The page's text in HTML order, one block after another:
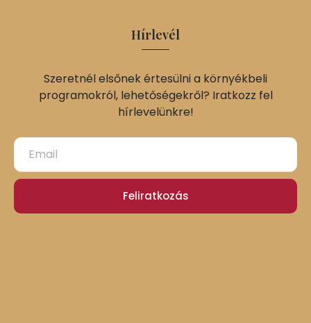
Hírlevél
Szeretnél elsőnek értesülni a környékbeli
programokról, lehetőségekről? Iratkozz fel
hírlevelünkre!
Feliratkozás